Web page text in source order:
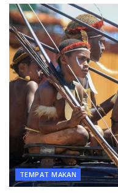
TEMPAT MAKAN